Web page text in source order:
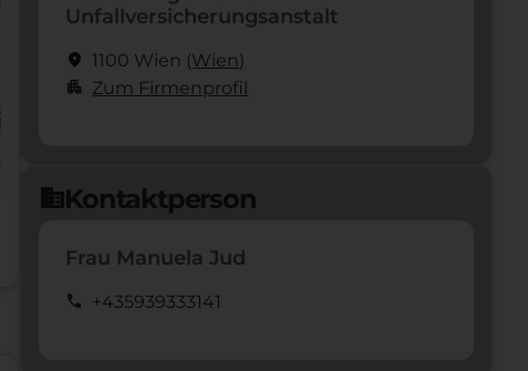
Unfallversicherungsanstalt
location_on 1100 Wien (Wien)
apartment Zum Firmenprofil
domainKontaktperson
Frau Manuela Jud
call +435939333141